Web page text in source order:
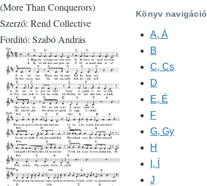
(More Than Conquerors)
Szerző: Rend Collective
Fordító: Szabó András
Könyv navigáció
A, Á
B
C, Cs
D
E, É
F
G, Gy
H
I, Í
J